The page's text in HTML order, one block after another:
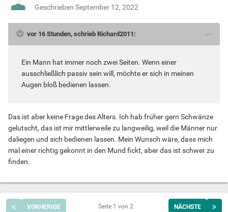
Geschrieben September 12, 2022
vor 16 Stunden, schrieb Richard2011:
Ein Mann hat immer noch zwei Seiten. Wenn einer
ausschließlich passiv sein will, möchte er sich in meinen
Augen bloß bedienen lassen.
Das ist aber keine Frage des Alters. Ich hab früher gern Schwänze
gelutscht, das ist mir mittlerweile zu langweilig, weil die Männer nur
daliegen und sich bedienen lassen. Mein Wunsch wäre, dass mich
mal einer richtig gekonnt in den Mund fickt, aber das ist schwer zu
finden.
VORHERIGE NÄCHSTE
Seite 1 von 2